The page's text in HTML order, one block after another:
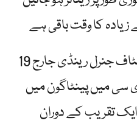
کا وقت باقی ہے
امریکی فوج کے چیف آف سٹاف جنرل رینڈی جارج 19
ڈی سی میں پینٹاگون میں
تقریب کے دوران